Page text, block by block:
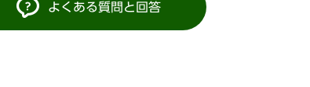
よくある質問と回答